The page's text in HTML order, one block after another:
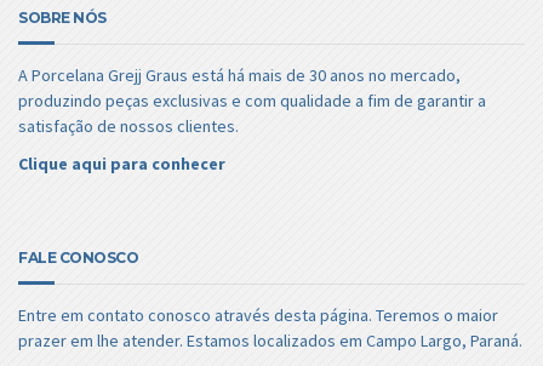
SOBRE NÓS
A Porcelana Grejj Graus está há mais de 30 anos no mercado,
produzindo peças exclusivas e com qualidade a fim de garantir a
satisfação de nossos clientes.
Clique aqui para conhecer
FALE CONOSCO
Entre em contato conosco através desta página. Teremos o maior
prazer em lhe atender. Estamos localizados em Campo Largo, Paraná.